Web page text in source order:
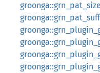
groonga::grn_pat_size